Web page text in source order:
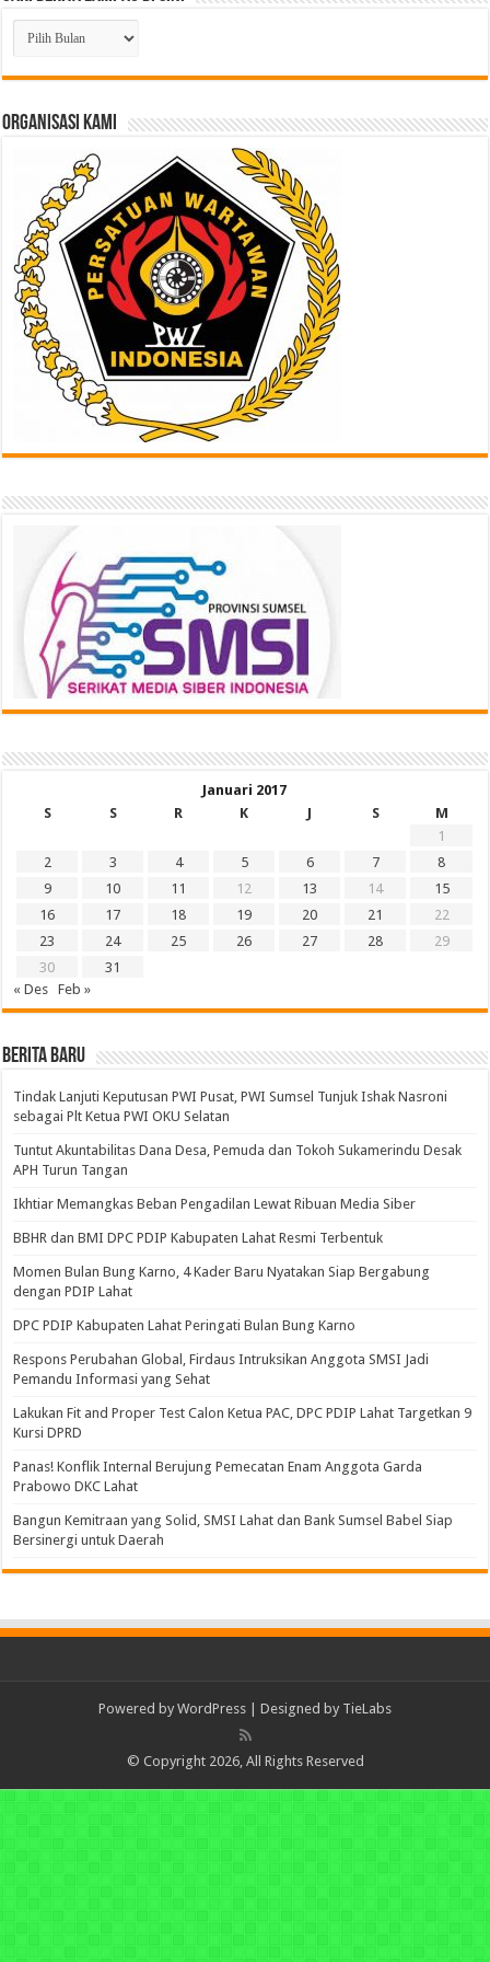
Cari
Berita
Lampau
di
ORGANISASI KAMI
Januari 2017
S
S R K J S
M
1
2
3 4 5 6 7
8
9
10 11 12 13 14
15
16
17 18 19 20 21
22
23
24 25 26 27 28
29
30
31
« Des
Feb »
BERITA BARU
Tindak Lanjuti Keputusan PWI Pusat, PWI Sumsel Tunjuk Ishak Nasroni
sebagai Plt Ketua PWI OKU Selatan
Tuntut Akuntabilitas Dana Desa, Pemuda dan Tokoh Sukamerindu Desak
APH Turun Tangan
Ikhtiar Memangkas Beban Pengadilan Lewat Ribuan Media Siber
BBHR dan BMI DPC PDIP Kabupaten Lahat Resmi Terbentuk
Momen Bulan Bung Karno, 4 Kader Baru Nyatakan Siap Bergabung
dengan PDIP Lahat
DPC PDIP Kabupaten Lahat Peringati Bulan Bung Karno
Respons Perubahan Global, Firdaus Intruksikan Anggota SMSI Jadi
Pemandu Informasi yang Sehat
Lakukan Fit and Proper Test Calon Ketua PAC, DPC PDIP Lahat Targetkan 9
Kursi DPRD
Panas! Konflik Internal Berujung Pemecatan Enam Anggota Garda
Prabowo DKC Lahat
Bangun Kemitraan yang Solid, SMSI Lahat dan Bank Sumsel Babel Siap
Bersinergi untuk Daerah
Powered by WordPress | Designed by TieLabs
© Copyright 2026, All Rights Reserved